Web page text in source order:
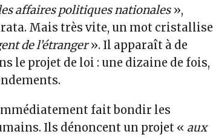
affaires politiques nationales»,
Mais très vite, un mot cristallise
de l’étranger». Il apparaît à de
le projet de loi : une dizaine de fois,
fait bondir les
Ils dénoncent un projet « aux